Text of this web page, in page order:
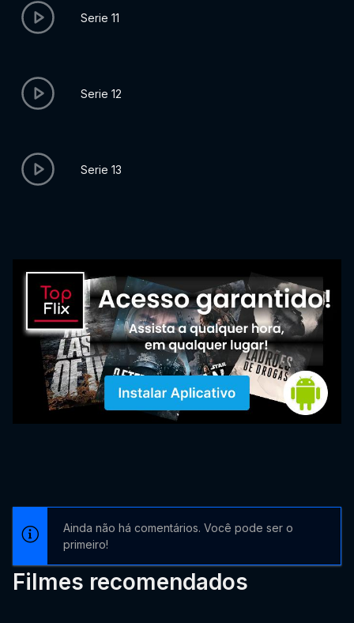
Serie 11
Serie 12
Serie 13
Ainda não há comentários. Você pode ser o
primeiro!
Filmes recomendados